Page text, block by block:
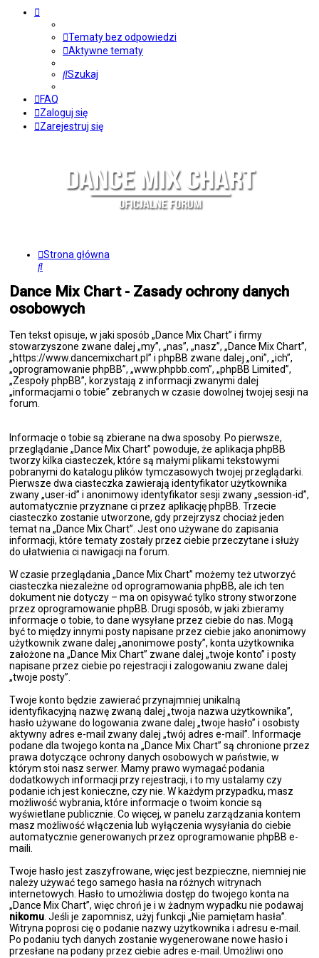
Tematy bez odpowiedzi
Aktywne tematy
Szukaj
FAQ
Zaloguj się
Zarejestruj się
Strona główna
Szukaj
Dance Mix Chart - Zasady ochrony danych
osobowych
Ten tekst opisuje, w jaki sposób „Dance Mix Chart” i firmy
stowarzyszone zwane dalej „my”, „nas”, „nasz”, „Dance Mix Chart”,
„https://www.dancemixchart.pl” i phpBB zwane dalej „oni”, „ich”,
„oprogramowanie phpBB”, „www.phpbb.com”, „phpBB Limited”,
„Zespoły phpBB”, korzystają z informacji zwanymi dalej
„informacjami o tobie” zebranych w czasie dowolnej twojej sesji na
forum.
Informacje o tobie są zbierane na dwa sposoby. Po pierwsze,
przeglądanie „Dance Mix Chart” powoduje, że aplikacja phpBB
tworzy kilka ciasteczek, które są małymi plikami tekstowymi
pobranymi do katalogu plików tymczasowych twojej przeglądarki.
Pierwsze dwa ciasteczka zawierają identyfikator użytkownika
zwany „user-id” i anonimowy identyfikator sesji zwany „session-id”,
automatycznie przyznane ci przez aplikację phpBB. Trzecie
ciasteczko zostanie utworzone, gdy przejrzysz chociaż jeden
temat na „Dance Mix Chart”. Jest ono używane do zapisania
informacji, które tematy zostały przez ciebie przeczytane i służy
do ułatwienia ci nawigacji na forum.
W czasie przeglądania „Dance Mix Chart” możemy też utworzyć
ciasteczka niezależne od oprogramowania phpBB, ale ich ten
dokument nie dotyczy – ma on opisywać tylko strony stworzone
przez oprogramowanie phpBB. Drugi sposób, w jaki zbieramy
informacje o tobie, to dane wysyłane przez ciebie do nas. Mogą
być to między innymi posty napisane przez ciebie jako anonimowy
użytkownik zwane dalej „anonimowe posty”, konta użytkownika
założone na „Dance Mix Chart” zwane dalej „twoje konto” i posty
napisane przez ciebie po rejestracji i zalogowaniu zwane dalej
„twoje posty”.
Twoje konto będzie zawierać przynajmniej unikalną
identyfikacyjną nazwę zwaną dalej „twoja nazwa użytkownika”,
hasło używane do logowania zwane dalej „twoje hasło” i osobisty
aktywny adres e-mail zwany dalej „twój adres e-mail”. Informacje
podane dla twojego konta na „Dance Mix Chart” są chronione przez
prawa dotyczące ochrony danych osobowych w państwie, w
którym stoi nasz serwer. Mamy prawo wymagać podania
dodatkowych informacji przy rejestracji, i to my ustalamy czy
podanie ich jest konieczne, czy nie. W każdym przypadku, masz
możliwość wybrania, które informacje o twoim koncie są
wyświetlane publicznie. Co więcej, w panelu zarządzania kontem
masz możliwość włączenia lub wyłączenia wysyłania do ciebie
automatycznie generowanych przez oprogramowanie phpBB e-
maili.
Twoje hasło jest zaszyfrowane, więc jest bezpieczne, niemniej nie
należy używać tego samego hasła na różnych witrynach
internetowych. Hasło to umożliwia dostęp do twojego konta na
„Dance Mix Chart”, więc chroń je i w żadnym wypadku nie podawaj
nikomu. Jeśli je zapomnisz, użyj funkcji „Nie pamiętam hasła”.
Witryna poprosi cię o podanie nazwy użytkownika i adresu e-mail.
Po podaniu tych danych zostanie wygenerowane nowe hasło i
przesłane na podany przez ciebie adres e-mail. Umożliwi ono